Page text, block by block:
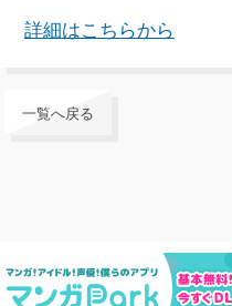
詳細はこちらから
一覧へ戻る